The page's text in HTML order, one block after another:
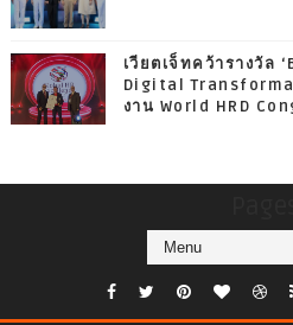
เวียตเจ็ทคว้ารางวัล
Digital
งาน World HRD